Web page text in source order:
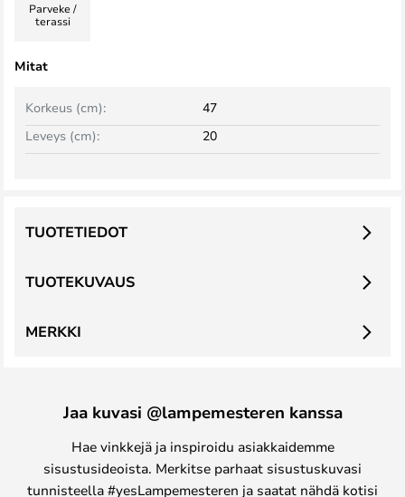
Parveke /
terassi
Mitat
Leveys (cm): 20
Korkeus (cm): 47
TUOTEKUVAUS
TUOTETIEDOT
MERKKI
Jaa kuvasi @lampemesteren kanssa
Hae vinkkejä ja inspiroidu asiakkaidemme
sisustusideoista. Merkitse parhaat sisustuskuvasi
tunnisteella #yesLampemesteren ja saatat nähdä kotisi